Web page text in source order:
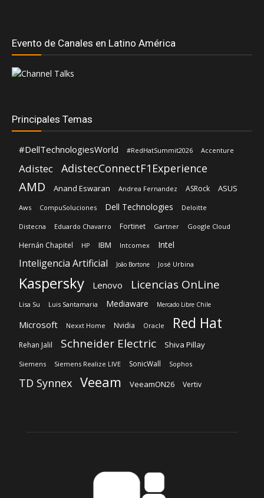
Evento de Canales en Latino América
Principales Temas
#DellTechnologiesWorld #RedHatSummit2026 Accenture
Adistec AdistecConnectF1Experience
AMD Anand Eswaran Andrea Fernandez ASRock ASUS
Aws CompuSoluciones Dell Technologies Deloitte
Distecna Eduardo Chavarro Fortinet Gartner Google Cloud
Hernán Chapitel HP IBM Intcomex Intel
Inteligencia Artificial João Bortone José Urbina
Kaspersky Lenovo Licencias OnLine
Lisa Su Luis Santamaria Mediaware Mercado Libre Chile
Microsoft Nexxt Home Nvidia Oracle Red Hat
Rehan Jalil Schneider Electric Shiva Pillay
Siemens Siemens Realize LIVE SonicWall Sophos
TD Synnex Veeam VeeamON26 Vertiv